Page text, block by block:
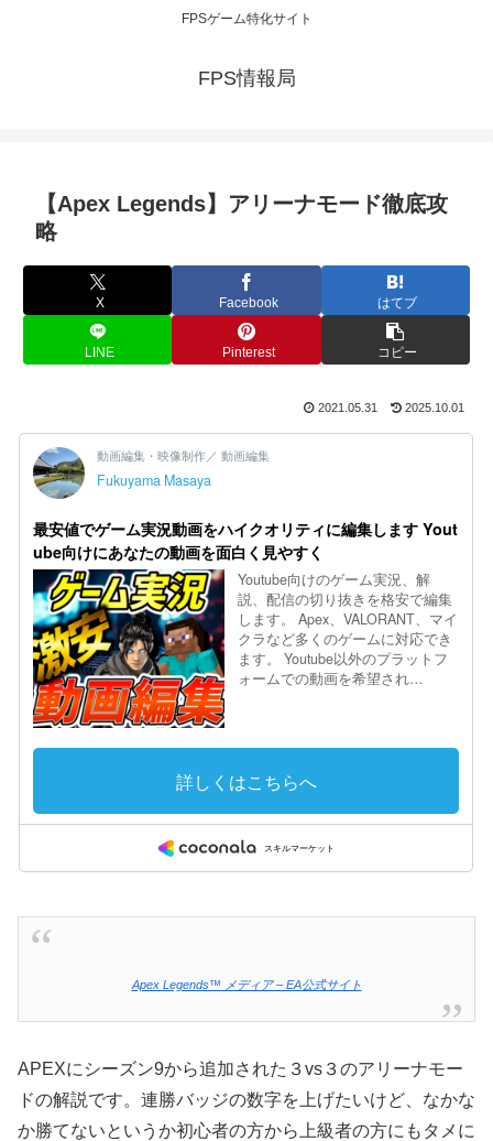
FPSゲーム特化サイト
FPS情報局
【Apex Legends】アリーナモード徹底攻
略
X Facebook はてブ
LINE Pinterest コピー
2021.05.31 2025.10.01
Apex Legends™ メディア – EA公式サイト
APEXにシーズン9から追加された３vs３のアリーナモー
ドの解説です。連勝バッジの数字を上げたいけど、なかな
か勝てないというか初心者の方から上級者の方にもタメに